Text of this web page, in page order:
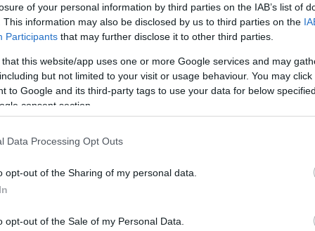
of your personal information by third parties on the IAB’s list of
This information may also be disclosed by us to third parties on the
Participants that may further disclose it to other third parties.
that this website/app uses one or more Google services and may
but not limited to your visit or usage behaviour. You may
to Google and its third-party tags to use your data for below
consent section.
Data Processing Opt Outs
opt-out of the Sharing of my personal data.
opt-out of the Sale of my Personal Data.